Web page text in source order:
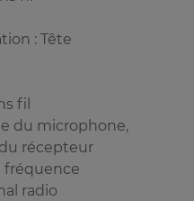
: Tête
fil
du microphone,
récepteur
fréquence
radio